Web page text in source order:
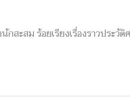
ะสม ร้อยเรียงเรื่องราวประวั